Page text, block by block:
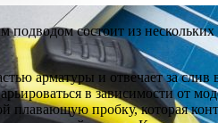
подводом состоит из
арматуры и отвечает за
в зависимости от
пробку, которая